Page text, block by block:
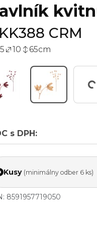
CRM
10 65cm
s DPH:
Kusy (minimálny odber 6 ks)
8591957719050